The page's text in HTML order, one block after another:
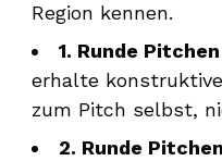
Region kennen.
1. Runde Pitchen
erhalte
zum Pitch selbst,
2. Runde Pitchen